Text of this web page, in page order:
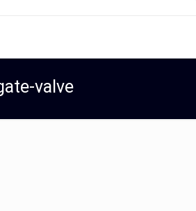
valve